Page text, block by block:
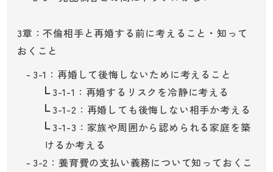
3章：不倫相手と再婚する前に考えること・知って
おくこと
3-1：再婚して後悔しないために考えること
3-1-1：再婚するリスクを冷静に考える
3-1-2：再婚しても後悔しない相手か考える
3-1-3：家族や周囲から認められる家庭を築
けるか考える
3-2：養育費の支払い義務について知っておくこ